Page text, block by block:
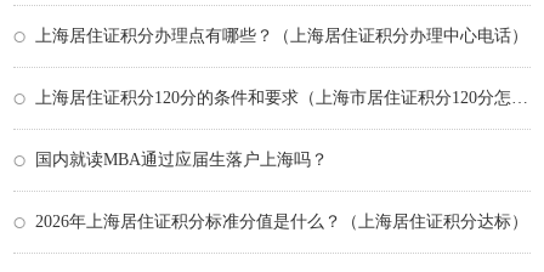
上海居住证积分办理点有哪些？（上海居住证积分办理中心电话）
国内就读MBA通过应届生落户上海吗？
2026年上海居住证积分标准分值是什么？（上海居住证积分达标）